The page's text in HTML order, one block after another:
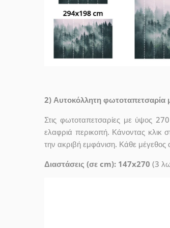
2) Αυτοκόλλητη φωτοταπετσαρία
Στις φωτοταπετσαρίες με ύψος
ελαφριά περικοπή. Κάνοντας κλικ
την ακριβή εμφάνιση. Κάθε μέγεθος
Διαστάσεις (σε cm): 147x270 (3